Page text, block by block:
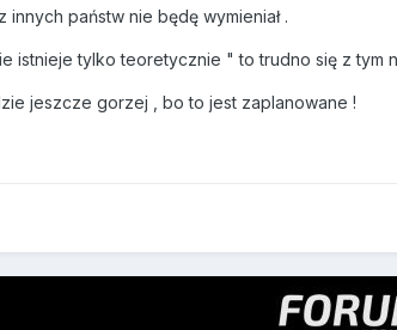
państw nie będę wymieniał .
istnieje tylko teoretycznie " to trudno się z tym
jeszcze gorzej , bo to jest zaplanowane !